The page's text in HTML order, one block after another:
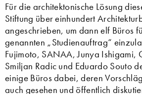
Für die architektonische Lösung
Stiftung über einhundert
angeschrieben, um dann elf Büros
genannten „Studienauftrag“
Fujimoto, SANAA, Junya Ishigami,
Smiljan Radic und Eduardo Souto
einige Büros dabei, deren
auch gesehen und öffentlich